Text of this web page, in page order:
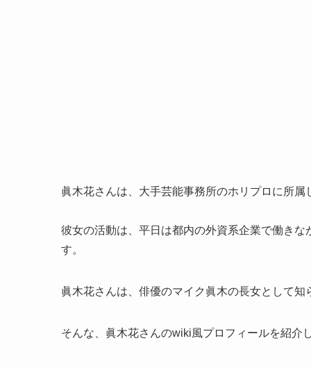
眞木花さんは、大手芸能事務所のホリプロに所
彼女の活動は、平日は都内の外資系企業で働き
す。
眞木花さんは、俳優のマイク眞木の長女として知
そんな、眞木花さんのwiki風プロフィールを紹介